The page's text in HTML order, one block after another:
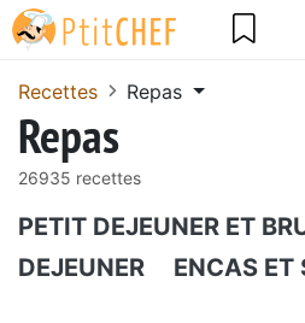
Recettes Repas
Repas
26935 recettes
PETIT DEJEUNER ET
DEJEUNER
ENCAS ET